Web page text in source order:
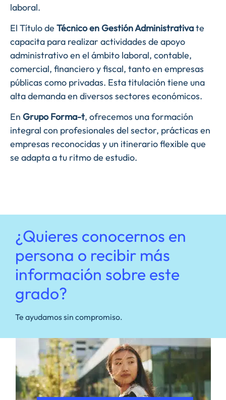
laboral.
El Título de Técnico en Gestión Administrativate
capacita para realizar actividades de apoyo
administrativo en el ámbito laboral, contable,
comercial, financiero y fiscal, tanto en empresas
públicas como privadas. Esta titulación tiene una
alta demanda en diversos sectores económicos.
En Grupo Forma-t, ofrecemos una formación
integral con profesionales del sector, prácticas en
empresas reconocidas y un itinerario flexible que
se adapta a tu ritmo de estudio.
¿Quieres conocernos en
persona o recibir más
información sobre este
grado?
Te ayudamos sin compromiso.